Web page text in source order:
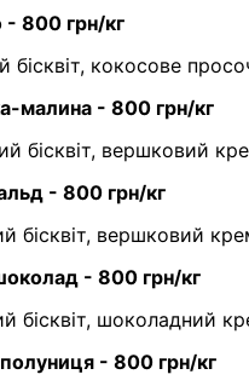
- 800 грн/кг
бісквіт, кокосове
малина - 800 грн/кг
бісквіт, вершковий
- 800 грн/кг
бісквіт, вершковий
- 800 грн/кг
бісквіт, шоколадний
- 800 грн/кг